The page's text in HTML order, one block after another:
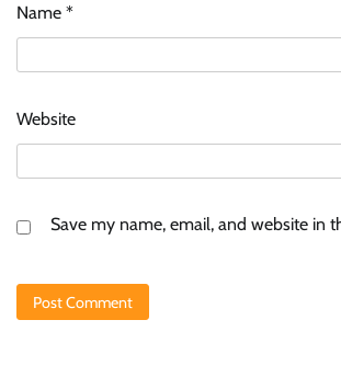
Name *
Website
Save my name, email, and website in